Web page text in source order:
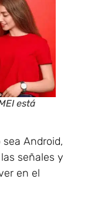
está
Android,
señales y
en el